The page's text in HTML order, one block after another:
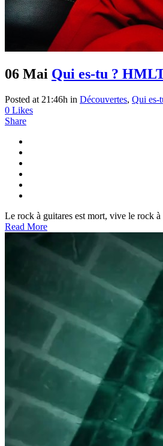
06 Mai Qui es-tu ?
Posted at 21:46h in Découvertes, Qui es-
0 Likes
Share
Le rock à guitares est mort, vive le rock
Read More